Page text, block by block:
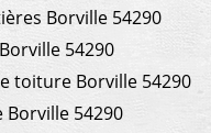
Borville 54290
54290
toiture Borville 54290
54290